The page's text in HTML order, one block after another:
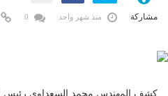
مشاركة منذ شهر واحد
كشف المهندس محمد السعداوى رئيس